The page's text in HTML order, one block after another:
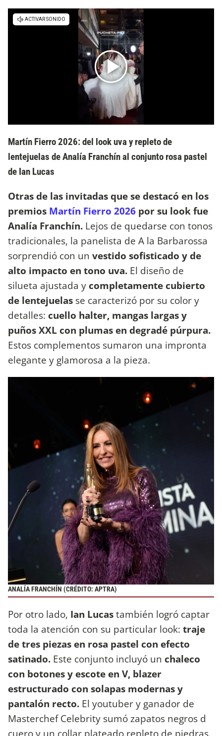
Martín Fierro 2026: del look uva y repleto de
lentejuelas de Analía Franchín al conjunto rosa pastel
de Ian Lucas
Otras de las invitadas que se destacó en los
premios Martín Fierro 2026 por su look fue
Analía Franchín. Lejos de quedarse con tonos
tradicionales, la panelista de A la Barbarossa
sorprendió con un vestido sofisticado y de
alto impacto en tono uva. El diseño de
silueta ajustada y completamente cubierto
de lentejuelas se caracterizó por su color y
detalles: cuello halter, mangas largas y
puños XXL con plumas en degradé púrpura.
Estos complementos sumaron una impronta
elegante y glamorosa a la pieza.
ANALÍA FRANCHÍN (CRÉDITO: APTRA)
Por otro lado, Ian Lucastambién logró captar
toda la atención con su particular look: traje
de tres piezas en rosa pastel con efecto
satinado. Este conjunto incluyó un chaleco
con botones y escote en V, blazer
estructurado con solapas modernas y
pantalón recto. El youtuber y ganador de
Masterchef Celebrity sumó zapatos negros d